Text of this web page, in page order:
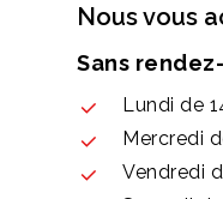
Nous vous
Sans
Lundi de
Mercredi
Vendredi